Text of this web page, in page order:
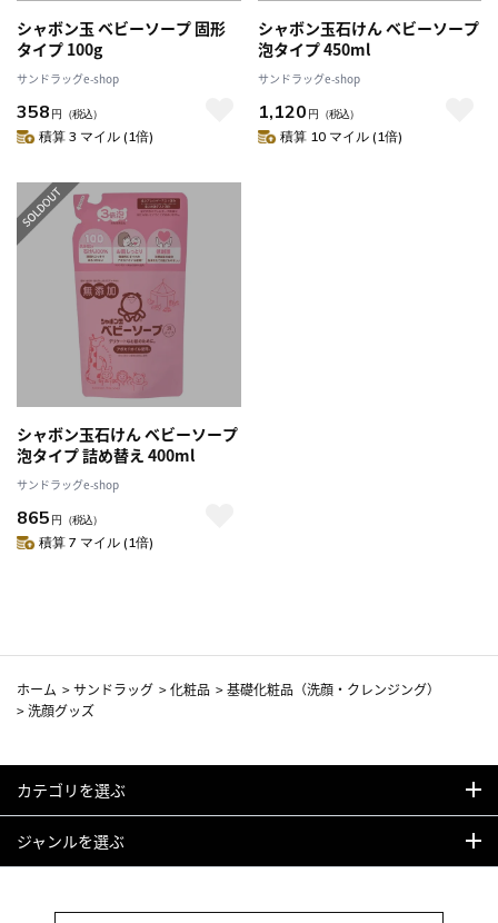
シャボン玉 ベビーソープ 固形
タイプ 100g
サンドラッグe-shop
358 円 （税込）
積算 3 マイル (1倍)
シャボン玉石けん ベビーソープ
泡タイプ 450ml
サンドラッグe-shop
1,120 円 （税込）
積算 10 マイル (1倍)
シャボン玉石けん ベビーソープ
泡タイプ 詰め替え 400ml
サンドラッグe-shop
865 円 （税込）
積算 7 マイル (1倍)
ホーム >サンドラッグ >化粧品 >基礎化粧品（洗顔・クレンジング）
>洗顔グッズ
カテゴリを選ぶ
ジャンルを選ぶ